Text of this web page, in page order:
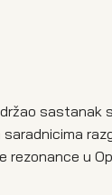
sastanak
rezonance u